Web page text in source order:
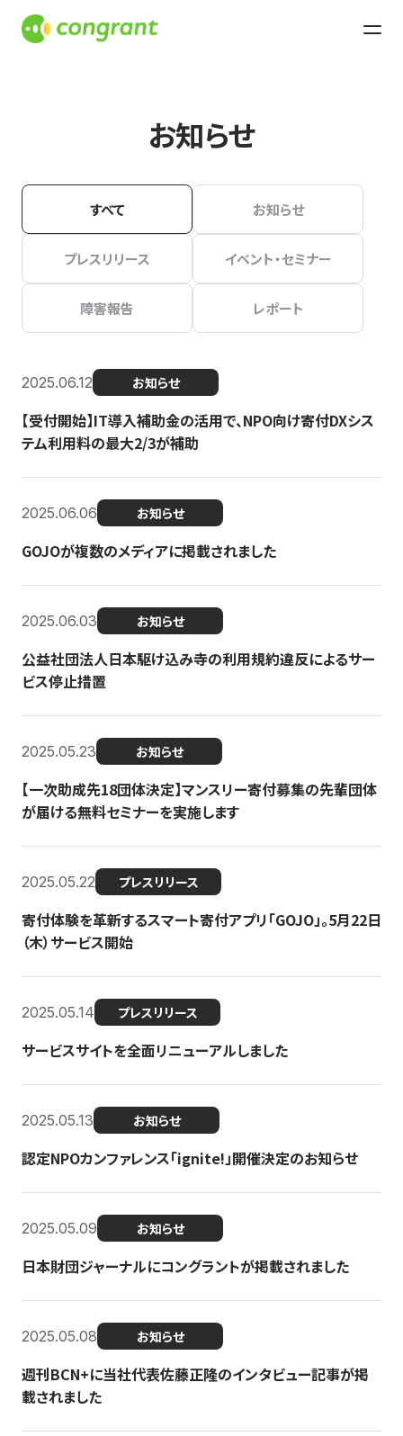
お知らせ
すべて お知らせ
プレスリリース イベント・セミナー
障害報告 レポート
2025.06.12 お知らせ
【受付開始】IT導入補助金の活用で、NPO向け寄付DXシス
テム利用料の最大2/3が補助
2025.06.06 お知らせ
GOJOが複数のメディアに掲載されました
2025.06.03 お知らせ
公益社団法人日本駆け込み寺の利用規約違反によるサー
ビス停止措置
2025.05.23 お知らせ
【一次助成先18団体決定】マンスリー寄付募集の先輩団体
が届ける無料セミナーを実施します
2025.05.22 プレスリリース
寄付体験を革新するスマート寄付アプリ「GOJO」。5月22日
（木）サービス開始
2025.05.14 プレスリリース
サービスサイトを全面リニューアルしました
2025.05.13 お知らせ
認定NPOカンファレンス「ignite!」開催決定のお知らせ
2025.05.09 お知らせ
日本財団ジャーナルにコングラントが掲載されました
2025.05.08 お知らせ
週刊BCN+に当社代表佐藤正隆のインタビュー記事が掲
載されました